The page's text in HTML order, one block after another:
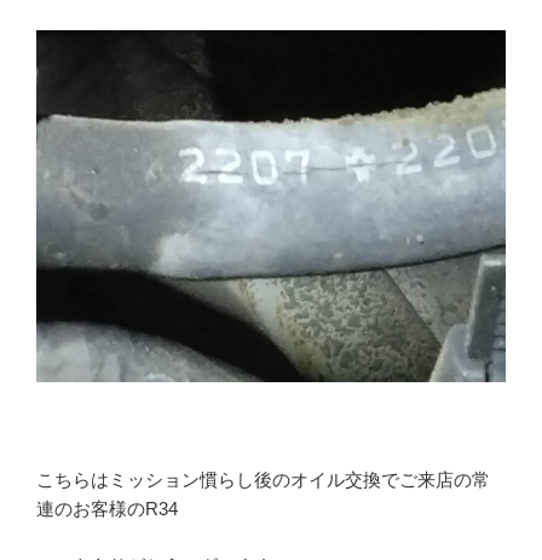
こちらはミッション慣らし後のオイル交換でご来店の常
連のお客様のR34